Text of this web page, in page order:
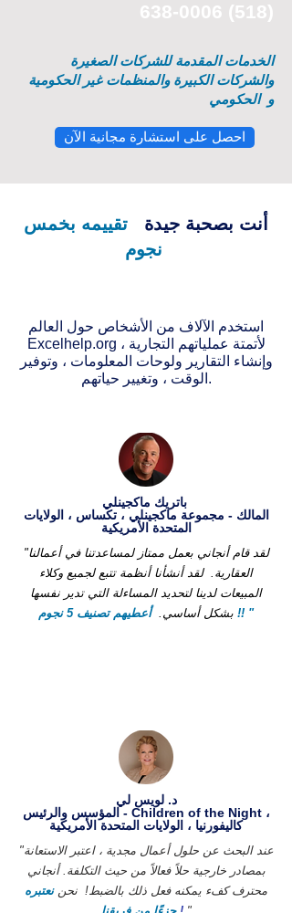
(518) 638-0006
الخدمات المقدمة للشركات الصغيرة
والشركات الكبيرة والمنظمات غير الحكومية
و الحكومي
احصل على استشارة مجانية الآن
أنت بصحبة جيدة
تقييمه بخمس
نجوم
استخدم الآلاف من الأشخاص حول العالم
Excelhelp.org لأتمتة عملياتهم التجارية ،
وإنشاء التقارير ولوحات المعلومات ، وتوفير
الوقت ، وتغيير حياتهم.
باتريك ماكجينلي
المالك - مجموعة ماكجينلي ، تكساس ، الولايات
المتحدة الأمريكية
"لقد قام أنجاني بعمل ممتاز لمساعدتنا في أعمالنا
العقارية. لقد أنشأنا أنظمة تتبع لجميع وكلاء
المبيعات لدينا لتحديد المساءلة التي تدير نفسها
بشكل أساسي. أعطيهم تصنيف 5 نجوم !! "
د. لويس لي
المؤسس والرئيس - Children of the Night ،
كاليفورنيا ، الولايات المتحدة الأمريكية
"عند البحث عن حلول أعمال مجدية ، اعتبر الاستعانة
بمصادر خارجية حلاً فعالاً من حيث التكلفة. أنجاني
محترف كفء يمكنه فعل ذلك بالضبط! نحن نعتبره